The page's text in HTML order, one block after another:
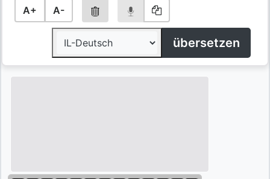
A+ A-
übersetzen